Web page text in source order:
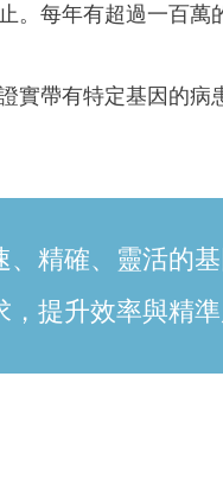
。每年有超過一百萬
實帶有特定基因的病
、精確、靈活的
提升效率與精準